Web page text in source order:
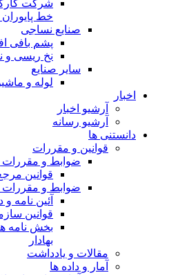
شرکت
خط
صنایع نساجی
پشم بافی
نخ ریسی
سایر صنایع
لوله و
اخبار
آرشیو اخبار
آرشیو رسانه
دانستنی ها
قوانین و مقررات
ضوابط و مقررات
قوانين
ضوابط و مقررات
آئین نامه
قوانین
بخش نامه
بهادار
مقالات و یادداشت
آمار و داده ها